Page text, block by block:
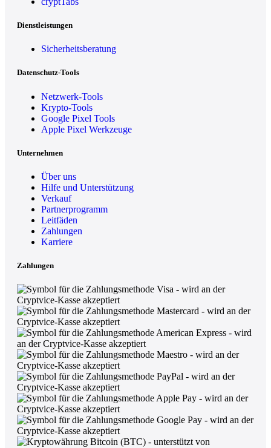
Dienstleistungen
Sicherheitsberatung
Datenschutz-Tools
Netzwerk-Tools
Krypto-Tools
Google Pixel Tools
Apple Pixel Werkzeuge
Unternehmen
Über uns
Hilfe und Unterstützung
Verkauf
Partnerprogramm
Leitfäden
Zahlungen
Karriere
Zahlungen